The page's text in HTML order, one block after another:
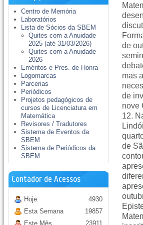
Centro de Memória
Laboratórios
Lista de Sócios da SBEM
Quites com a Anuidade
2025 (até 31/03/2026)
Quites com a Anuidade
2026
Eméritos e Pres. de Honra
Logomarcas
Parcerias
Periódicos
Projetos pedagógicos de
cursos de Licenciatura em
Matemática
Revisores / Tradutores
Sistema de Eventos da
SBEM
Sistema de Periódicos da
SBEM
Contador de Acessos
Hoje
Esta Semana
Este Mês
4930
19857
23911
de
mas
de
nove
12.
de